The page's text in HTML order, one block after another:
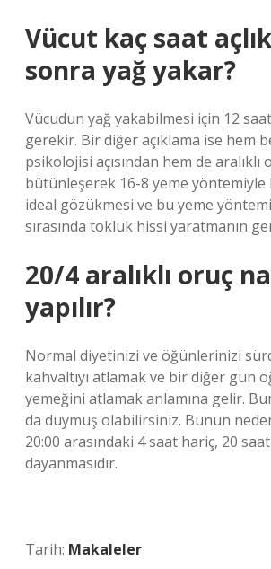
Vücut kaç saat
sonra yağ yakar?
Vücudun yağ yakabilmesi için 12
gerekir. Bir diğer açıklama ise hem
psikolojisi açısından hem de aralıklı
bütünleşerek 16-8 yeme yöntemiyle
ideal gözükmesi ve bu yeme
sırasında tokluk hissi yaratmanın
20/4 aralıklı oruç
yapılır?
Normal diyetinizi ve öğünlerinizi
kahvaltıyı atlamak ve bir diğer gün
yemeğini atlamak anlamına gelir.
da duymuş olabilirsiniz. Bunun
20:00 arasındaki 4 saat hariç, 20
dayanmasıdır.
Tarih: Makaleler